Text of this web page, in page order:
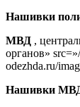
Нашивки
МВД ,
органов»
odezhda.ru/
Нашивки